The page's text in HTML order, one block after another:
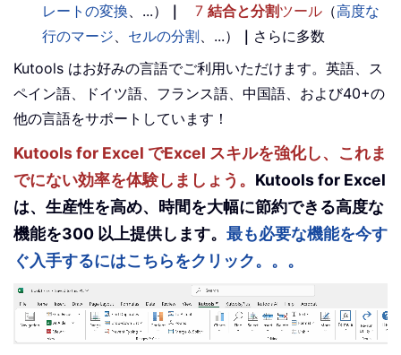
レートの変換 、...） ｜ 7 結合と分割ツール （高度な
行のマージ
セルの分割 、...） ｜ さらに多数
Kutools はお好みの言語でご利用いただけます。英語、ス
ペイン語、ドイツ語、フランス語、中国語、および40+の
他の言語をサポートしています！
Kutools for Excel でExcel スキルを強化し、これま
でにない効率を体験しましょう。 Kutools for Excel
は、生産性を高め、時間を大幅に節約できる高度な
機能を300 以上提供します。 最も必要な機能を今す
ぐ入手するにはこちらをクリック。。。